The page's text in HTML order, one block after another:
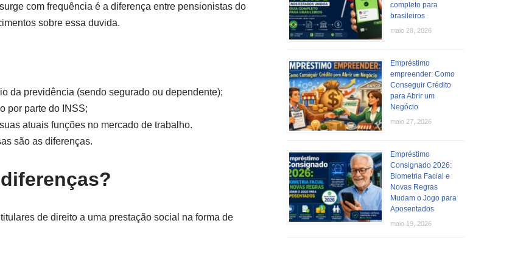
com frequência é a diferença entre pensionistas do
sobre essa duvida.
da previdência (sendo segurado ou dependente);
por parte do INSS;
atuais funções no mercado de trabalho.
são as diferenças.
de direito a uma prestação social na forma de
completo para
brasileiros
maio 28, 2026
Empréstimo
empreender: Como
Conseguir Crédito
para Abrir um
Negócio
maio 27, 2026
Empréstimo
Consignado 2026:
Biometria Facial e
Novas Regras
Mudam o Jogo para
Aposentados
maio 19, 2026